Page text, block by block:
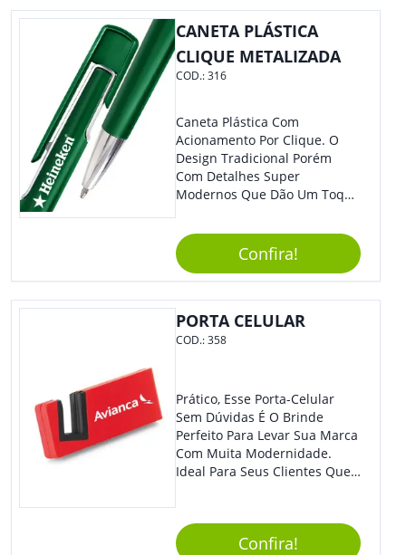
Quem Busca Praticidade No
Dia A Dia. Personalize-O Com
Sua Marca E Tenha Ainda
Mais Destaque Em Eventos E
Feiras De Negócios.
CANETA PLÁSTICA
CLIQUE METALIZADA
COD.:316
Caneta Plástica Com
Acionamento Por Clique. O
Design Tradicional Porém
Com Detalhes Super
Modernos Que Dão Um Toque
Confira!
PORTA CELULAR
COD.:358
Prático, Esse Porta-Celular
Sem Dúvidas É O Brinde
Perfeito Para Levar Sua Marca
Com Muita Modernidade.
Ideal Para Seus Clientes Que
Sua Empresa Terá O Grande
Destaque Merecido.
Confira!